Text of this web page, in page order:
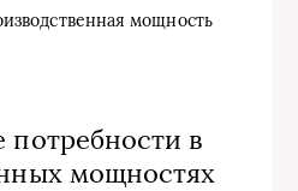
мощность
в
мощностях